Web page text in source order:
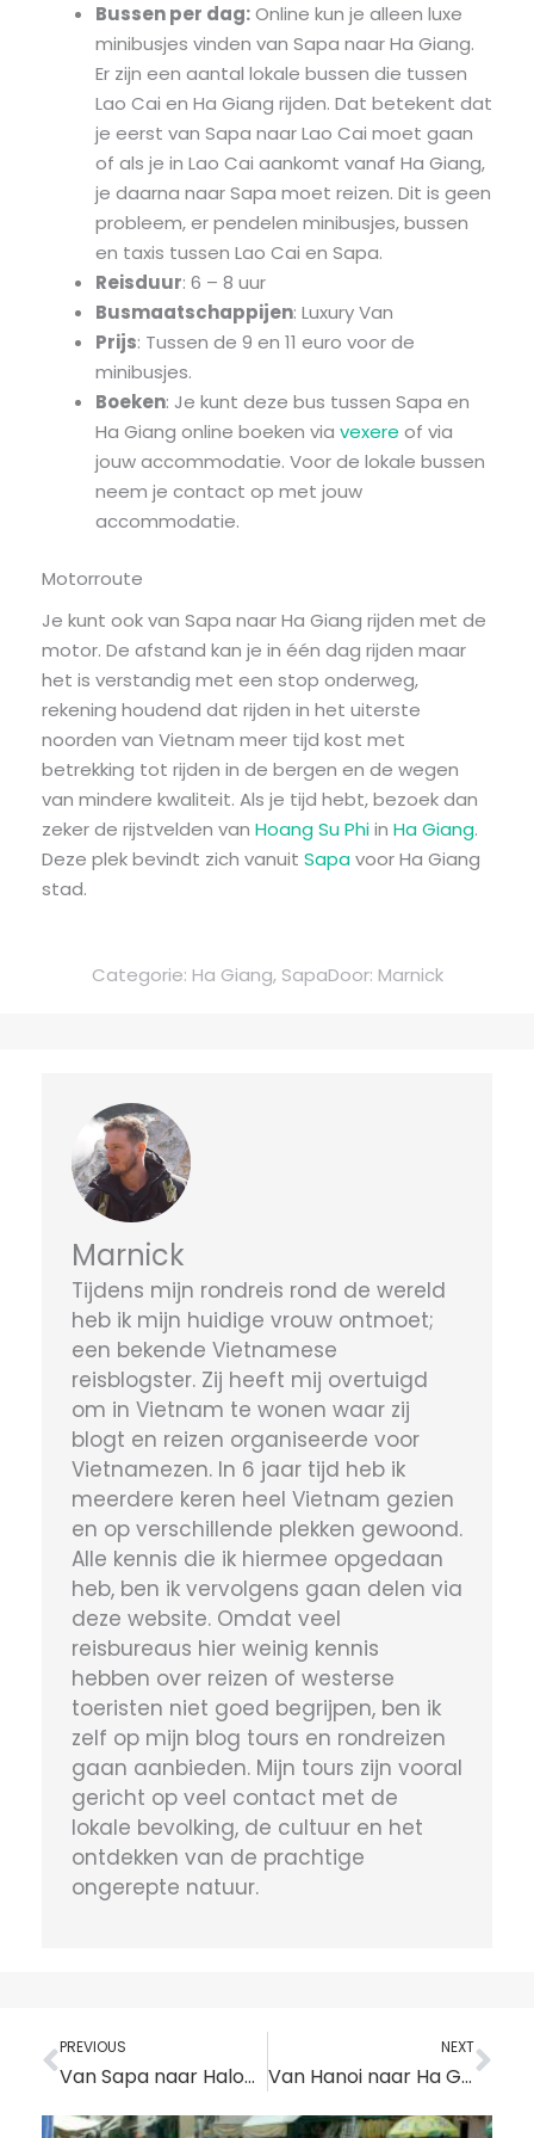
Bussen per dag:Online kun je alleen luxe
minibusjes vinden van Sapa naar Ha Giang.
Er zijn een aantal lokale bussen die tussen
Lao Cai en Ha Giang rijden. Dat betekent dat
je eerst van Sapa naar Lao Cai moet gaan
of als je in Lao Cai aankomt vanaf Ha Giang,
je daarna naar Sapa moet reizen. Dit is geen
probleem, er pendelen minibusjes, bussen
en taxis tussen Lao Cai en Sapa.
Reisduur: 6 – 8 uur
Busmaatschappijen: Luxury Van
Prijs: Tussen de 9 en 11 euro voor de
minibusjes.
Boeken: Je kunt deze bus tussen Sapa en
Ha Giang online boeken via vexere of via
jouw accommodatie. Voor de lokale bussen
neem je contact op met jouw
accommodatie.
Motorroute
Je kunt ook van Sapa naar Ha Giang rijden met de
motor. De afstand kan je in één dag rijden maar
het is verstandig met een stop onderweg,
rekening houdend dat rijden in het uiterste
noorden van Vietnam meer tijd kost met
betrekking tot rijden in de bergen en de wegen
van mindere kwaliteit. Als je tijd hebt, bezoek dan
zeker de rijstvelden van Hoang Su Phiin Ha Giang.
Deze plek bevindt zich vanuit Sapa voor Ha Giang
stad.
Categorie: Ha Giang, SapaDoor: Marnick
Marnick
Tijdens mijn rondreis rond de wereld
heb ik mijn huidige vrouw ontmoet;
een bekende Vietnamese
reisblogster. Zij heeft mij overtuigd
om in Vietnam te wonen waar zij
blogt en reizen organiseerde voor
Vietnamezen. In 6 jaar tijd heb ik
meerdere keren heel Vietnam gezien
en op verschillende plekken gewoond.
Alle kennis die ik hiermee opgedaan
heb, ben ik vervolgens gaan delen via
deze website. Omdat veel
reisbureaus hier weinig kennis
hebben over reizen of westerse
toeristen niet goed begrijpen, ben ik
zelf op mijn blog tours en rondreizen
gaan aanbieden. Mijn tours zijn vooral
gericht op veel contact met de
lokale bevolking, de cultuur en het
ontdekken van de prachtige
ongerepte natuur.
Vorige
PREVIOUS
Van Sapa naar Halong Bay of Cat Ba (en vice versa) – Directe bus
NEXT
Van Hanoi naar Ha Giang (en vice versa)